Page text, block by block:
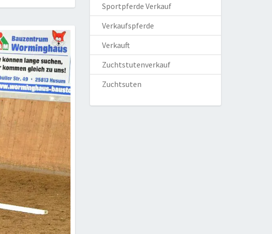
Sportpferde Verkauf
Verkaufspferde
Verkauft
Zuchtstutenverkauf
Zuchtsuten